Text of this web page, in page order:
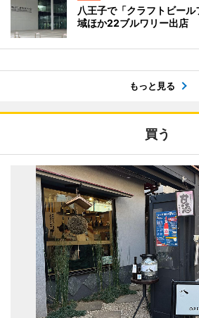
八王子で「クラフトビー
域ほか22ブルワリー出店
もっと見る
買う